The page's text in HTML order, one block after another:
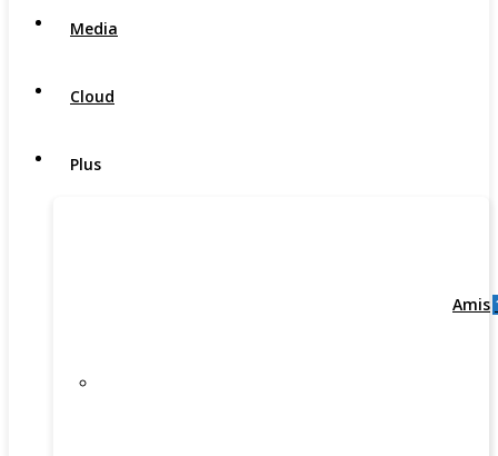
Media
Cloud
Plus
Amis